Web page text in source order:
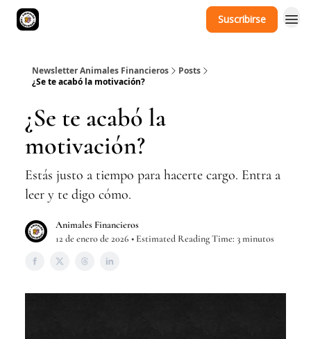
Suscribirse
Newsletter Animales Financieros
Posts
¿Se te acabó la motivación?
¿Se te acabó la
motivación?
Estás justo a tiempo para hacerte cargo. Entra a
leer y te digo cómo.
Animales Financieros
12 de enero de 2026 • Estimated Reading Time: 3 minutos